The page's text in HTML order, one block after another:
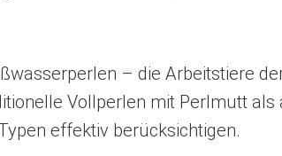
– die Arbeitstiere
Vollperlen mit Perlmutt als
effektiv berücksichtigen.